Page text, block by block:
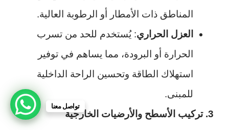
المناطق ذات الأمطار أو الرطوبة العالية.
العزل الحراري: يُستخدم للحد من تسرب
الحرارة أو البرودة، مما يساهم في توفير
استهلاك الطاقة وتحسين الراحة الداخلية
للمبنى.
3. تركيب الأسطح والأرضيات الخارجية
تواصل معنا